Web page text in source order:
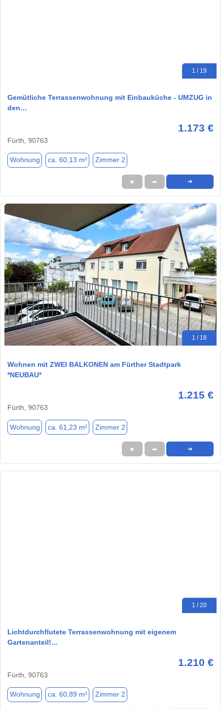
1 / 19
Gemütliche Terrassenwohnung mit Einbauküche - UMZUG in
den…
1.173 €
Fürth, 90763
Wohnung ca. 60,13 m² Zimmer 2
★ ➦ ➜
1 / 18
Wohnen mit ZWEI BALKONEN am Fürther Stadtpark
*NEUBAU*
1.215 €
Fürth, 90763
Wohnung ca. 61,23 m² Zimmer 2
★ ➦ ➜
1 / 20
Lichtdurchflutete Terrassenwohnung mit eigenem
Gartenanteil!…
1.210 €
Fürth, 90763
Wohnung ca. 60,89 m² Zimmer 2